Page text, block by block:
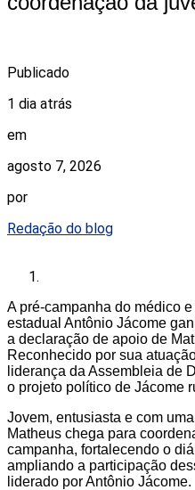
Publicado
1 dia atrás
em
agosto 7, 2026
por
Redação do blog
A pré-campanha do médico
estadual Antônio Jácome
a declaração de apoio de
Reconhecido por sua
liderança da Assembleia de
o projeto político de Jácome
Jovem, entusiasta e com
Matheus chega para
campanha, fortalecendo o
ampliando a participação
liderado por Antônio Jácome.